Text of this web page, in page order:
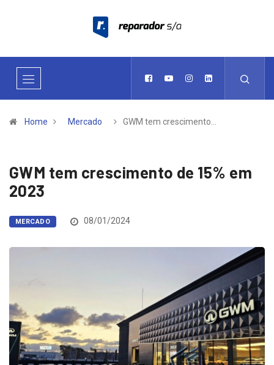
Home Mercado GWM tem crescimento…
GWM tem crescimento de 15% em
2023
MERCADO 08/01/2024